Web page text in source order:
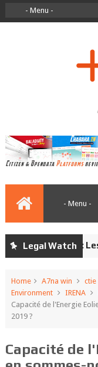
Legal Watch
Loi Électorale: Les
Home A7na win ctie
Environment
IRENA
Capacité de l'Energie
2019 ?
Capacité de